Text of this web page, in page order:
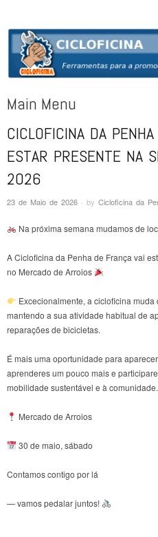
CICLOFICINA
Ferramentas para a promoção do uso
Main Menu
Skip to content
CICLOFICINA DA
ESTAR PRESENTE NA
2026
23 de Maio de 2026 · by Cicloficina da
Na próxima semana mudamos de
A Cicloficina da Penha de França vai
no Mercado de Arroios
Excecionalmente, a cicloficina
mantendo a sua atividade habitual de
reparações de bicicletas.
É mais uma oportunidade para
aprenderes um pouco mais e
mobilidade sustentável e à comunidade.
Mercado de Arroios
30 de maio, sábado
Contamos contigo por lá
— vamos pedalar juntos!